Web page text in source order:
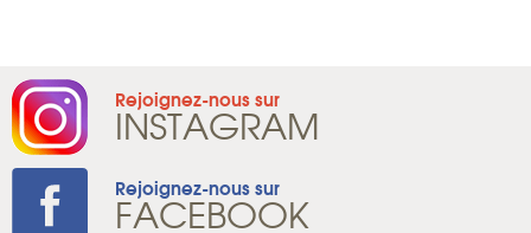
Rejoignez-nous sur
INSTAGRAM
Rejoignez-nous sur
FACEBOOK